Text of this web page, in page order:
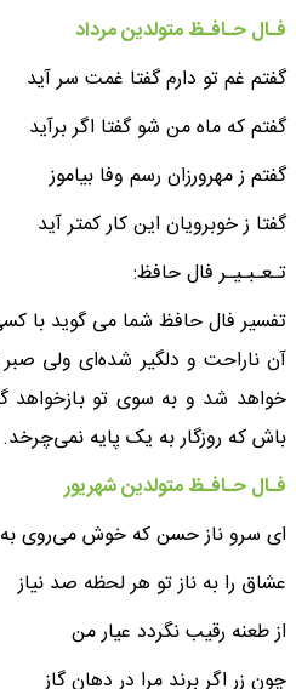
فـال حـافـظ متولدین مرداد
گفتم غم تو دارم گفتا غمت سر آید
گفتم که ماه من شو گفتا اگر برآید
گفتم ز مهرورزان رسم وفا بیاموز
گفتا ز خوبرویان این کار کمتر آید
تـعـبـیـر فال حافظ:
تفسیر فال حافظ شما می گوید با
آن ناراحت و دلگیر شده‌ای ولی
خواهد شد و به سوی تو
باش که روزگار به یک پایه نمی‌چرخد.
فـال حـافـظ متولدین شهریور
ای سرو ناز حسن که خوش می‌روی به
عشاق را به ناز تو هر لحظه صد نیاز
از طعنه رقیب نگردد عیار من
چون زر اگر برند مرا در دهان گاز